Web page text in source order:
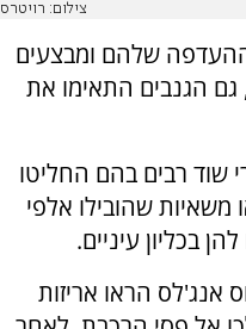
צילום: רויטרס
שלהם ומבצעים
גם הגנבים התאימו את
שוד רבים בהם החליטו
שהובילו אלפי
בכליון עיניים.
אנג'לס הראו אריזות